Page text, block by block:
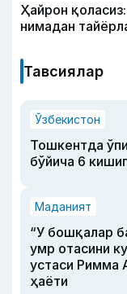
Ҳайрон
нимадан
Тавсиялар
Ўзбекистон
Тошкентда
бўйича 6
Маданият
“У бошқалар
умр отасини
устаси Римма
ҳаёти